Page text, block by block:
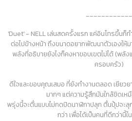
____________
'Duet' - NELL เล่นสดครั้งแรก แค่อินโทรขึ้นก็
ต่อไปข้างหน้า ถึงขนาดอยากพัฒนาตัวเองให้
พลังที่อธิบายยังไงก็คงหาขอบเขตไม่ได้ (พลั
ครอบครัว)
ดีใจและขอบคุณเสมอ ที่ยังทำงานตลอด เยียวย
มากๆ แต่ความรู้สึกมันใกล้ชิดเห
พรุ่งนี้จะตื่นแบบไม่กดปิดนาฬิกาปลุก ตื่นปุ้ปจะ
กว่า เพื่อได้เป็นคนที่ดีกว่านี้ใ